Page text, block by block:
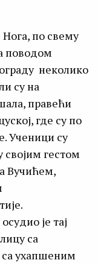
Нога, по свему
поводом
неколико
су на
правећи
где су по
Ученици су
својим гестом
Вучићем,
је тај
са
ухапшеним